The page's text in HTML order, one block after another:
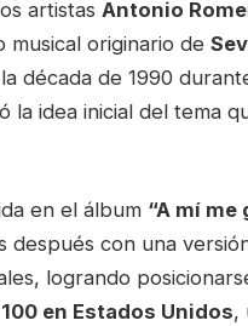
artistas Antonio
musical originario de
década de 1990
la idea inicial del tema
en el álbum “A mí me
después con una
logrando
en Estados Unidos,